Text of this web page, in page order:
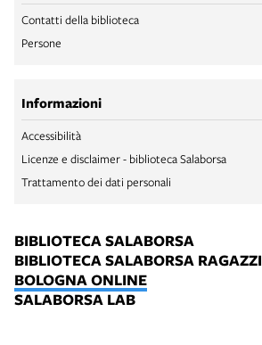
Contatti della biblioteca
Persone
Informazioni
Accessibilità
Licenze e disclaimer - biblioteca Salaborsa
Trattamento dei dati personali
BIBLIOTECA SALABORSA
BIBLIOTECA SALABORSA RAGAZZI
BOLOGNA ONLINE
SALABORSA LAB